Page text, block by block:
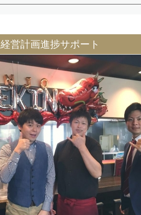
経営計画進捗サポート